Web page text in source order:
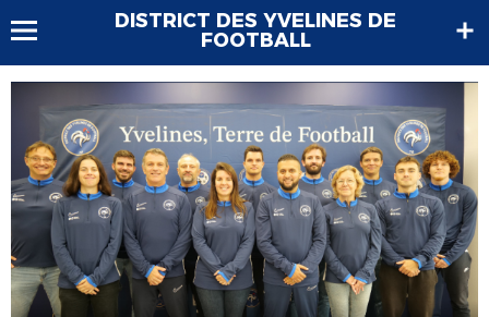
DISTRICT DES YVELINES DE
FOOTBALL